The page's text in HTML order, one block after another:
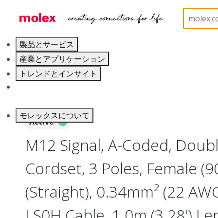
製品とサービス
産業とアプリケーション
トレンドとインサイト
モレックスについて
Industrial Cable
Active
M12 Signal, A-Coded,
Cordset, 3 Poles, Female
(Straight), 0.34mm² (22